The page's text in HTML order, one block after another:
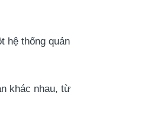
hệ thống quản
khác nhau, từ